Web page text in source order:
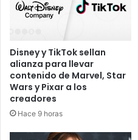
Disney y TikTok sellan
alianza para llevar
contenido de Marvel, Star
Wars y Pixar a los
creadores
Hace 9 horas